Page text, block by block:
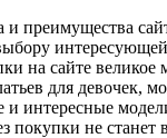
и преимущества
на сайте
для девочек,
и интересные
покупки не